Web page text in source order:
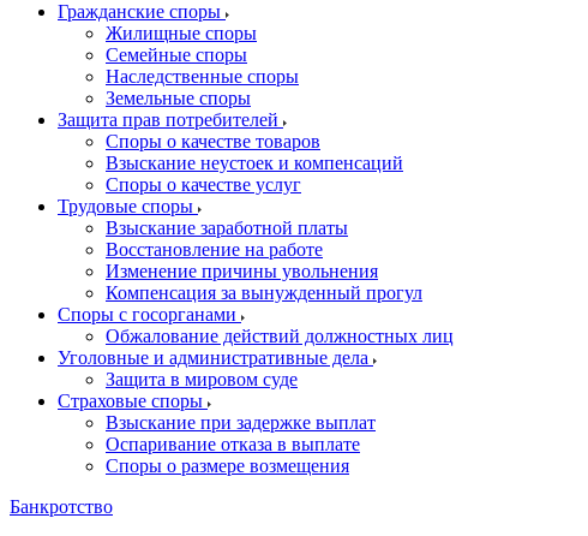
Гражданские споры
Жилищные споры
Семейные споры
Наследственные споры
Земельные споры
Защита прав потребителей
Споры о качестве товаров
Взыскание неустоек и компенсаций
Споры о качестве услуг
Трудовые споры
Взыскание заработной платы
Восстановление на работе
Изменение причины увольнения
Компенсация за вынужденный прогул
Споры с госорганами
Обжалование действий должностных лиц
Уголовные и административные дела
Защита в мировом суде
Страховые споры
Взыскание при задержке выплат
Оспаривание отказа в выплате
Споры о размере возмещения
Банкротство